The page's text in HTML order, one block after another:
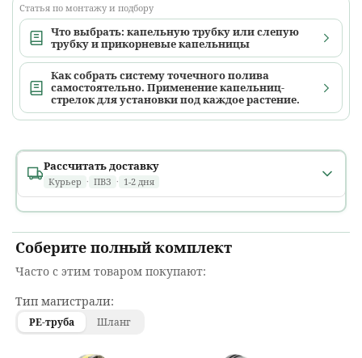
Рассчитать доставку
Курьер · ПВЗ · 1-2 дня
Минск и областные города
1 день
В течение дня, в том числепосле 18:00
Ориентировочно: вторник, 11 августа
Районные города
1 деньрасчет...
Статья по монтажу и подбору
Что выбрать: капельную трубку или слепую
трубку и прикорневые капельницы
Как собрать систему точечного полива
самостоятельно. Применение капельниц-
стрелок для установки под каждое растение.
Соберите полный комплект
Часто с этим товаром покупают:
Тип магистрали:
PE-труба Шланг